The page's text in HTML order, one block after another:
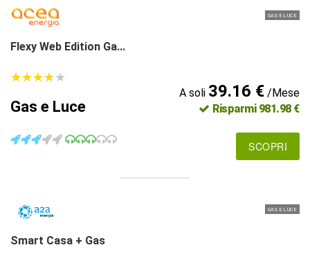
GAS E LUCE
Flexy Web Edition Ga...
★★★★★
★★★★★
Gas e Luce
A soli 39.16 €/Mese
Risparmi 981.98 €
SCOPRI
GAS E LUCE
Smart Casa + Gas